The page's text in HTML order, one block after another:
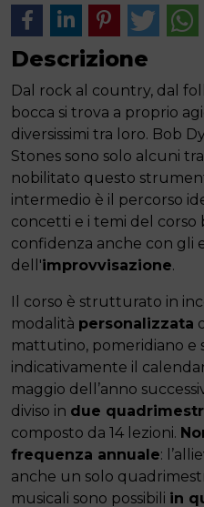
Descrizione
Dal rock al country, dal
bocca si trova a proprio
diversissimi tra loro. Bob
Stones sono solo alcuni
nobilitato questo
intermedio è il percorso
concetti e i temi del corso
confidenza anche con gli
dell'improvvisazione.
Il corso è strutturato in
modalità personalizzata
mattutino, pomeridiano e
indicativamente il
maggio dell’anno
diviso in due
composto da 14 lezioni.
frequenza annuale:
anche un solo
musicali sono possibili in